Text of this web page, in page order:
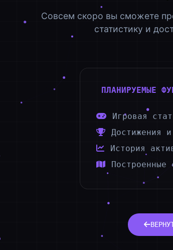
Совсем скоро вы сможете
статистику и
ПЛАНИРУЕМЫЕ
Игровая
Достижения
История
Построенные